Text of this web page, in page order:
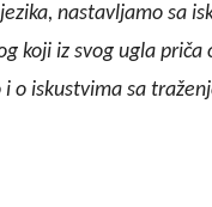
nastavljamo sa
koji iz svog ugla
o iskustvima sa